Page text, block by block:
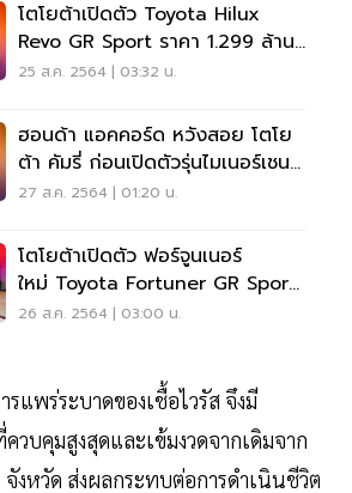
โตโยต้าเปิดตัว Toyota Hilux
Revo GR Sport ราคา 1.299 ล้าน
บาท
25 ส.ค. 2564 | 03:32 น.
ฮอนด้า แอคคอร์ด หวังสอย โตโย
ต้า คัมรี่ ก่อนเปิดตัวรุ่นไมเนอร์เชนจ์
ปลายปีนี้
27 ส.ค. 2564 | 01:20 น.
โตโยต้าเปิดตัว ฟอร์จูนเนอร์
ใหม่ Toyota Fortuner GR Sport
ราคา 1.879 ล้านบาท
26 ส.ค. 2564 | 03:00 น.
แพร่ระบาดของเชื้อไวรัส จึงมี
วบคุมสูงสุดและเข้มงวดจากเดิมจาก
งหวัด ส่งผลกระทบต่อการดำเนินชีวิต